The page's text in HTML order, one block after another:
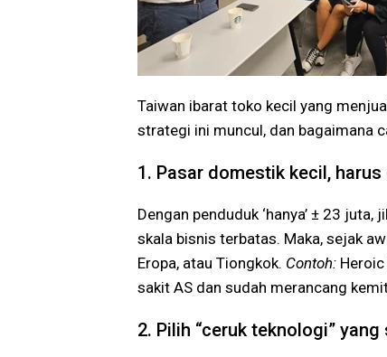
Taiwan ibarat toko kecil yang
strategi ini muncul, dan bagaimana
1. Pasar domestik kecil,
Dengan penduduk ‘hanya’ ± 23
skala bisnis terbatas. Maka, sejak
Eropa, atau Tiongkok. Contoh:
sakit AS dan sudah merancang
2. Pilih “ceruk teknologi”